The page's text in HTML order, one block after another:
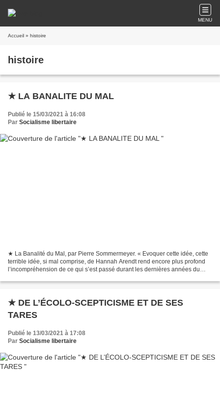
MENU
Accueil » histoire
histoire
★ LA BANALITE DU MAL
Publié le 15/03/2021 à 16:08
Par Socialisme libertaire
★ La Banalité du Mal, par Pierre Sommermeyer. « Evoquer cette idée, cette
terrible idée, si mal comprise, de Hannah Arendt rend encore plus profond
l’incompréhension de ce qui s’est passé durant les dernières années du
★ DE L’ÉCOLO-SCEPTICISME ET DE SES
TARES
Publié le 13/03/2021 à 17:08
Par Socialisme libertaire